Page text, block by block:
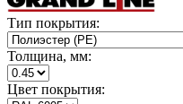
Тип покрытия:
Толщина, мм:
Цвет покрытия: